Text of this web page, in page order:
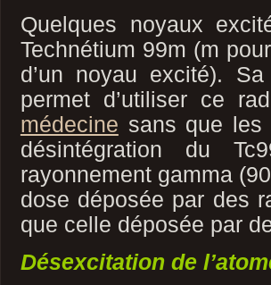
Quelques noyaux
Technétium 99m (m
d’un noyau excité).
permet d’utiliser ce
médecine sans que les
désintégration du
rayonnement gamma
dose déposée par des
que celle déposée par
Désexcitation de